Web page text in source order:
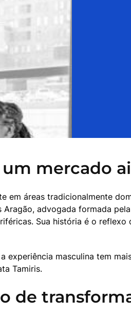
mercado
em áreas tradicionalmente
advogada formada
Sua história é o
experiência masculina tem
Tamiris.
de